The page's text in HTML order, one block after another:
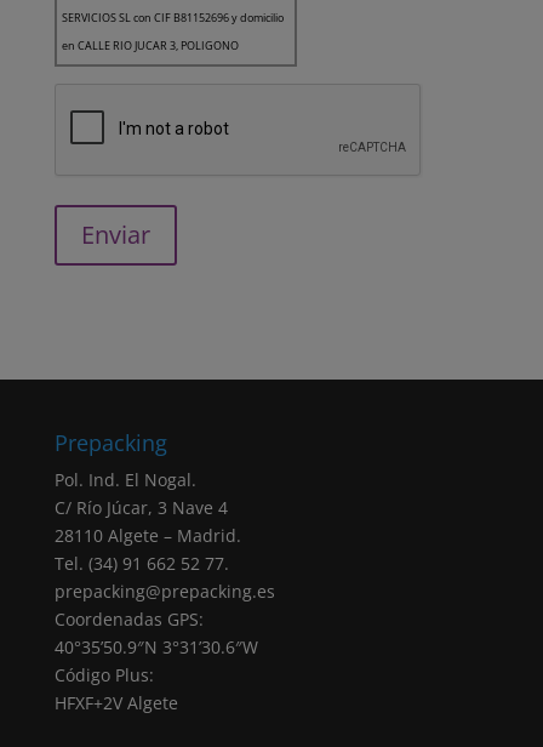
SERVICIOS SL con CIF B81152696 y domicilio
en CALLE RIO JUCAR 3, POLIGONO
de los datos.
de usuarios de la página web. Asimismo, en
el caso de haber aceptado expresamente,
sus datos también serán utilizados para el
consentimiento (artículo 6.1.a RGPD)
casilla de verificación. Sus datos personales
Negativa otorgar el consentimiento: El hecho
de que no introduzcas los datos que
aparecen marcados como obligatorios en el
formulario tendrá como consecuencia la no
ninguna empresa, salvo obligación legal.
Derechos: Puede acceder, rectificar y
Prepacking
Pol. Ind. El Nogal.
C/ Río Júcar, 3 Nave 4
28110 Algete – Madrid.
Tel. (34) 91 662 52 77.
prepacking@prepacking.es
Coordenadas GPS:
40°35’50.9″N 3°31’30.6″W
Código Plus:
HFXF+2V Algete